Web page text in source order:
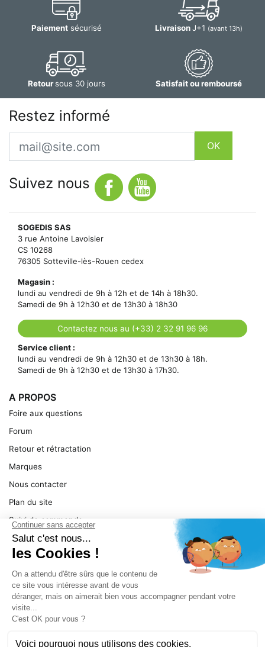
Paiementsécurisé LivraisonJ+1 (avant 13h)
Retoursous 30 jours Satisfait ou remboursé
Restez informé
Email
OK
Suivez nous
SOGEDIS SAS
3 rue Antoine Lavoisier
CS 10268
76305 Sotteville-lès-Rouen cedex
Magasin :
lundi au vendredi de 9h à 12h et de 14h à 18h30.
Samedi de 9h à 12h30 et de 13h30 à 18h30
Contactez nous au (+33) 2 32 91 96 96
Service client :
lundi au vendredi de 9h à 12h30 et de 13h30 à 18h.
Samedi de 9h à 12h30 et de 13h30 à 17h30.
A PROPOS
Foire aux questions
Forum
Retour et rétractation
Marques
Nous contacter
Plan du site
Suivi de commande
Ma facture
Mentions légales
Conditions générales
SERVICE
Pièces détachées